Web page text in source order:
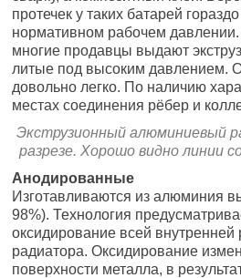
протечек у таких батарей
нормативном рабочем давлении.
многие продавцы выдают
литые под высоким давлением.
довольно легко. По наличию
местах соединения рёбер и
Экструзионный алюминиевый
разрезе. Хорошо видно линии
Анодированные
Изготавливаются из алюминия
98%). Технология
оксидирование всей внутренней
радиатора. Оксидирование
поверхности металла, в